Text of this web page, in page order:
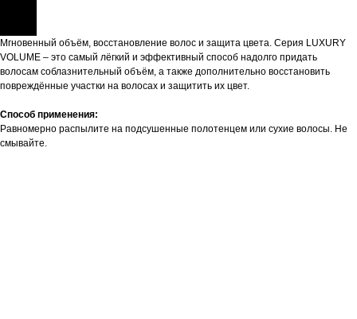
Мгновенный объём, восстановление волос и защита цвета. Серия LUXURY
VOLUME – это самый лёгкий и эффективный способ надолго придать
волосам соблазнительный объём, а также дополнительно восстановить
повреждённые участки на волосах и защитить их цвет.
Способ применения:
Равномерно распылите на подсушенные полотенцем или сухие волосы. Не
смывайте.